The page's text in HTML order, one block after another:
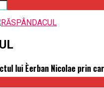
lui Èerban Nicolae prin